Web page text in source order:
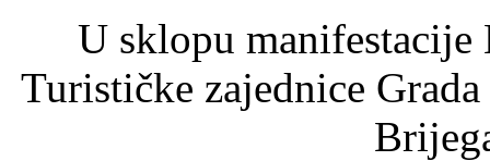
U sklopu
Turističke zajednice